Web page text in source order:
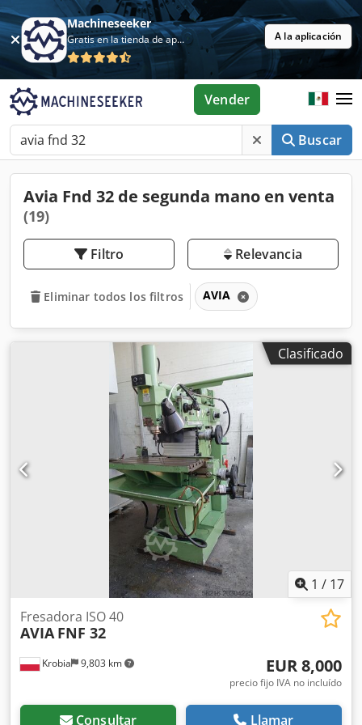
Machineseeker
Gratis en la tienda de aplicaciones A la aplicación
Buscar
Vender
Avia Fnd 32 de segunda mano en venta
(19)
Filtro Relevancia
Eliminar todos los filtros AVIA
Clasificado
1 / 17
Krobia 9,803 km
Fresadora ISO 40
AVIA FNF 32
EUR 8,000
precio fijo IVA no incluído
Consultar Llamar